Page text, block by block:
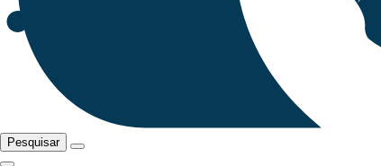
Pesquisar